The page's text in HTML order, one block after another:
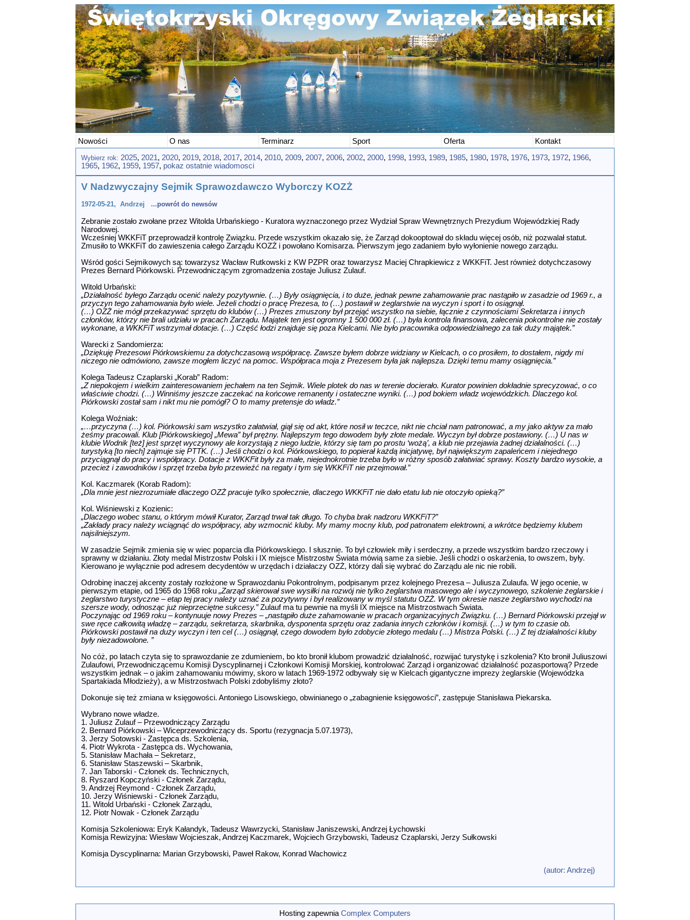
Nowości O nas Terminarz Sport Oferta Kontakt
Wybierz rok: 2025, 2021, 2020, 2019, 2018, 2017, 2014, 2010, 2009, 2007, 2006, 2002, 2000, 1998, 1993, 1989, 1985, 1980, 1978, 1976, 1973, 1972, 1966,
1965, 1962, 1959, 1957, pokaz ostatnie wiadomosci
V Nadzwyczajny Sejmik Sprawozdawczo Wyborczy KOZŻ
1972-05-21, Andrzej ...powrót do newsów
Zebranie zostało zwołane przez Witolda Urbańskiego - Kuratora wyznaczonego przez Wydział Spraw Wewnętrznych Prezydium Wojewódzkiej Rady
Narodowej.
Wcześniej WKKFiT przeprowadził kontrolę Związku. Przede wszystkim okazało się, że Zarząd dokooptował do składu więcej osób, niż pozwalał statut.
Zmusiło to WKKFiT do zawieszenia całego Zarządu KOZŻ i powołano Komisarza. Pierwszym jego zadaniem było wyłonienie nowego zarządu.
Wśród gości Sejmikowych są: towarzysz Wacław Rutkowski z KW PZPR oraz towarzysz Maciej Chrapkiewicz z WKKFiT. Jest również dotychczasowy
Prezes Bernard Piórkowski. Przewodniczącym zgromadzenia zostaje Juliusz Zulauf.
Witold Urbański:
„Działalność byłego Zarządu ocenić należy pozytywnie. (…) Były osiągnięcia, i to duże, jednak pewne zahamowanie prac nastąpiło w zasadzie od 1969 r., a
przyczyn tego zahamowania było wiele. Jeżeli chodzi o pracę Prezesa, to (…) postawił w żeglarstwie na wyczyn i sport i to osiągnął.
(…) OZŻ nie mógł przekazywać sprzętu do klubów (…) Prezes zmuszony był przejąć wszystko na siebie, łącznie z czynnościami Sekretarza i innych
członków, którzy nie brali udziału w pracach Zarządu. Majątek ten jest ogromny 1 500 000 zł. (…) była kontrola finansowa, zalecenia pokontrolne nie zostały
wykonane, a WKKFiT wstrzymał dotacje. (…) Część łodzi znajduje się poza Kielcami. Nie było pracownika odpowiedzialnego za tak duży majątek.”
Warecki z Sandomierza:
„Dziękuję Prezesowi Piórkowskiemu za dotychczasową współpracę. Zawsze byłem dobrze widziany w Kielcach, o co prosiłem, to dostałem, nigdy mi
niczego nie odmówiono, zawsze mogłem liczyć na pomoc. Współpraca moja z Prezesem była jak najlepsza. Dzięki temu mamy osiągnięcia.”
Kolega Tadeusz Czaplarski „Korab” Radom:
„Z niepokojem i wielkim zainteresowaniem jechałem na ten Sejmik. Wiele plotek do nas w terenie docierało. Kurator powinien dokładnie sprecyzować, o co
właściwie chodzi. (…) Winniśmy jeszcze zaczekać na końcowe remanenty i ostateczne wyniki. (…) pod bokiem władz wojewódzkich. Dlaczego kol.
Piórkowski został sam i nikt mu nie pomógł? O to mamy pretensje do władz.”
Kolega Woźniak:
„…przyczyna (…) kol. Piórkowski sam wszystko załatwiał, giął się od akt, które nosił w teczce, nikt nie chciał nam patronować, a my jako aktyw za mało
żeśmy pracowali. Klub [Piórkowskiego] „Mewa” był prężny. Najlepszym tego dowodem były złote medale. Wyczyn był dobrze postawiony. (…) U nas w
klubie Wodnik [też] jest sprzęt wyczynowy ale korzystają z niego ludzie, którzy się tam po prostu ‘wożą’, a klub nie przejawia żadnej działalności. (…)
turystyką [to niech] zajmuje się PTTK. (…) Jeśli chodzi o kol. Piórkowskiego, to popierał każdą inicjatywę, był największym zapaleńcem i niejednego
przyciągnął do pracy i współpracy. Dotacje z WKKFit były za małe, niejednokrotnie trzeba było w różny sposób załatwiać sprawy. Koszty bardzo wysokie, a
przecież i zawodników i sprzęt trzeba było przewieźć na regaty i tym się WKKFiT nie przejmował.”
Kol. Kaczmarek (Korab Radom):
„Dla mnie jest niezrozumiałe dlaczego OZŻ pracuje tylko społecznie, dlaczego WKKFiT nie dało etatu lub nie otoczyło opieką?”
Kol. Wiśniewski z Kozienic:
„Dlaczego wobec stanu, o którym mówił Kurator, Zarząd trwał tak długo. To chyba brak nadzoru WKKFiT?”
„Zakłady pracy należy wciągnąć do współpracy, aby wzmocnić kluby. My mamy mocny klub, pod patronatem elektrowni, a wkrótce będziemy klubem
najsilniejszym.
W zasadzie Sejmik zmienia się w wiec poparcia dla Piórkowskiego. I słusznie. To był człowiek miły i serdeczny, a przede wszystkim bardzo rzeczowy i
sprawny w działaniu. Złoty medal Mistrzostw Polski i IX miejsce Mistrzostw Świata mówią same za siebie. Jeśli chodzi o oskarżenia, to owszem, były.
Kierowano je wyłącznie pod adresem decydentów w urzędach i działaczy OZŻ, którzy dali się wybrać do Zarządu ale nic nie robili.
Odrobinę inaczej akcenty zostały rozłożone w Sprawozdaniu Pokontrolnym, podpisanym przez kolejnego Prezesa – Juliusza Zulaufa. W jego ocenie, w
pierwszym etapie, od 1965 do 1968 roku „Zarząd skierował swe wysiłki na rozwój nie tylko żeglarstwa masowego ale i wyczynowego, szkolenie żeglarskie i
żeglarstwo turystyczne – etap tej pracy należy uznać za pozytywny i był realizowany w myśl statutu OZŻ. W tym okresie nasze żeglarstwo wychodzi na
szersze wody, odnosząc już nieprzeciętne sukcesy.”Zulauf ma tu pewnie na myśli IX miejsce na Mistrzostwach Świata.
Poczynając od 1969 roku – kontynuuje nowy Prezes – „nastąpiło duże zahamowanie w pracach organizacyjnych Związku. (…) Bernard Piórkowski przejął w
swe ręce całkowitą władzę – zarządu, sekretarza, skarbnika, dysponenta sprzętu oraz zadania innych członków i komisji. (…) w tym to czasie ob.
Piórkowski postawił na duży wyczyn i ten cel (…) osiągnął, czego dowodem było zdobycie złotego medalu (…) Mistrza Polski. (…) Z tej działalności kluby
były niezadowolone. ”
No cóż, po latach czyta się to sprawozdanie ze zdumieniem, bo kto bronił klubom prowadzić działalność, rozwijać turystykę i szkolenia? Kto bronił Juliuszowi
Zulaufowi, Przewodniczącemu Komisji Dyscyplinarnej i Członkowi Komisji Morskiej, kontrolować Zarząd i organizować działalność pozasportową? Przede
wszystkim jednak – o jakim zahamowaniu mówimy, skoro w latach 1969-1972 odbywały się w Kielcach gigantyczne imprezy żeglarskie (Wojewódzka
Spartakiada Młodzieży), a w Mistrzostwach Polski zdobyliśmy złoto?
Dokonuje się też zmiana w księgowości. Antoniego Lisowskiego, obwinianego o „zabagnienie księgowości”, zastępuje Stanisława Piekarska.
Wybrano nowe władze.
1. Juliusz Zulauf – Przewodniczący Zarządu
2. Bernard Piórkowski – Wiceprzewodniczący ds. Sportu (rezygnacja 5.07.1973),
3. Jerzy Sotowski - Zastępca ds. Szkolenia,
4. Piotr Wykrota - Zastępca ds. Wychowania,
5. Stanisław Machała – Sekretarz,
6. Stanisław Staszewski – Skarbnik,
7. Jan Taborski - Członek ds. Technicznych,
8. Ryszard Kopczyński - Członek Zarządu,
9. Andrzej Reymond - Członek Zarządu,
10. Jerzy Wiśniewski - Członek Zarządu,
11. Witold Urbański - Członek Zarządu,
12. Piotr Nowak - Członek Zarządu
Komisja Szkoleniowa: Eryk Kałandyk, Tadeusz Wawrzycki, Stanisław Janiszewski, Andrzej Łychowski
Komisja Rewizyjna: Wiesław Wojcieszak, Andrzej Kaczmarek, Wojciech Grzybowski, Tadeusz Czaplarski, Jerzy Sułkowski
Komisja Dyscyplinarna: Marian Grzybowski, Paweł Rakow, Konrad Wachowicz
(autor: Andrzej)
Hosting zapewniaComplex Computers